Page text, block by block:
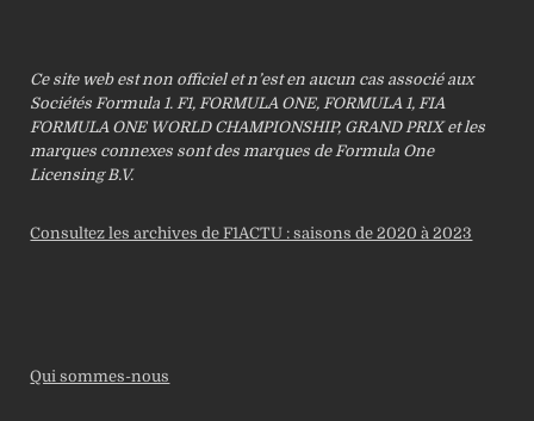
Ce site web est non officiel et n’est en aucun cas associé aux
Sociétés Formula 1. F1, FORMULA ONE, FORMULA 1, FIA
FORMULA ONE WORLD CHAMPIONSHIP, GRAND PRIX et les
marques connexes sont des marques de Formula One
Licensing B.V.
Consultez les archives de F1ACTU : saisons de 2020 à 2023
Qui sommes-nous